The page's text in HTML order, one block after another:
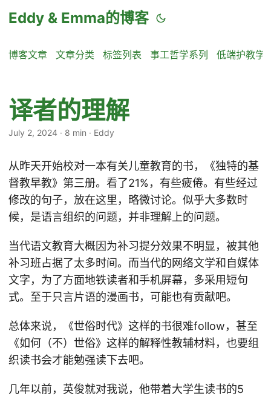
Eddy & Emma的博客
博客文章 文章分类 标签列表 事工哲学系列 低端护教学
译者的理解
July 2, 2024 · 8 min · Eddy
从昨天开始校对一本有关儿童教育的书，《独特的基
督教早教》第三册。看了21%，有些疲倦。有些经过
修改的句子，放在这里，略微讨论。似乎大多数时
候，是语言组织的问题，并非理解上的问题。
当代语文教育大概因为补习提分效果不明显，被其他
补习班占据了太多时间。而当代的网络文学和自媒体
文字，为了方面地铁读者和手机屏幕，多采用短句
式。至于只言片语的漫画书，可能也有贡献吧。
总体来说，《世俗时代》这样的书很难follow，甚至
《如何（不）世俗》这样的解释性教辅材料，也要组
织读书会才能勉强读下去吧。
几年以前，英俊就对我说，他带着大学生读书的5